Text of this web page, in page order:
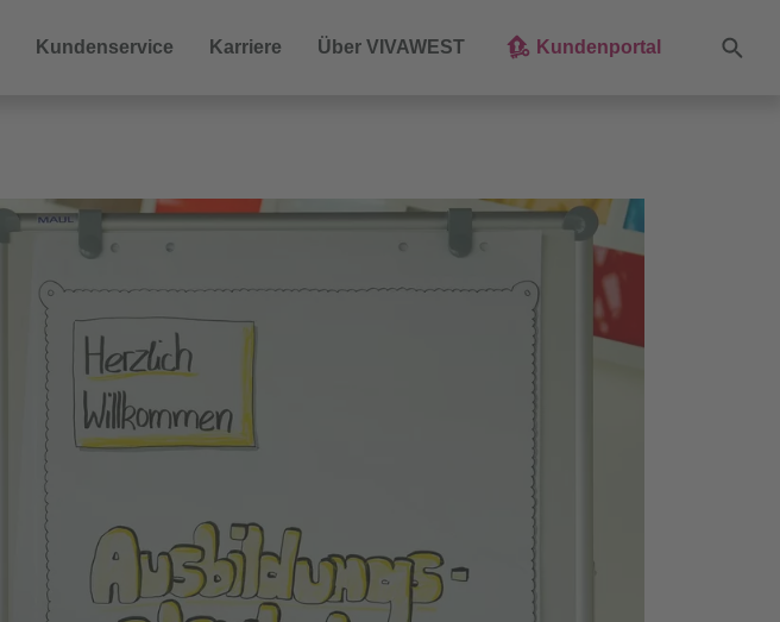
Kundenservice Karriere Über VIVAWEST Kundenportal